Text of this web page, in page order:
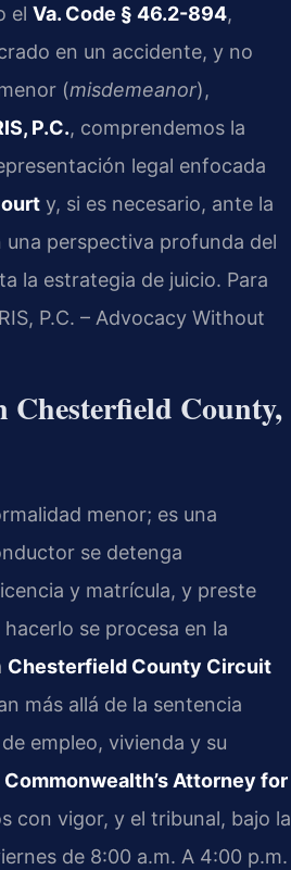
el Va. Code § 46.2-894,
en un accidente, y no
(misdemeanor),
P.C., comprendemos la
legal enfocada
y, si es necesario, ante la
perspectiva profunda del
la estrategia de juicio. Para
P.C. – Advocacy Without
Chesterfield County,
menor; es una
se detenga
y matrícula, y preste
se procesa en la
Chesterfield County Circuit
más allá de la sentencia
empleo, vivienda y su
Commonwealth’s Attorney for
con vigor, y el tribunal, bajo la
de 8:00 a.m. A 4:00 p.m.